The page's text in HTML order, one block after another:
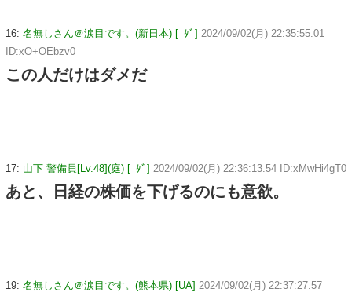
16: 名無しさん＠涙目です。(新日本) [ﾆﾀﾞ] 2024/09/02(月) 22:35:55.01
ID:xO+OEbzv0
この人だけはダメだ
17: 山下 警備員[Lv.48](庭) [ﾆﾀﾞ] 2024/09/02(月) 22:36:13.54 ID:xMwHi4gT0
あと、日経の株価を下げるのにも意欲。
19: 名無しさん＠涙目です。(熊本県) [UA] 2024/09/02(月) 22:37:27.57